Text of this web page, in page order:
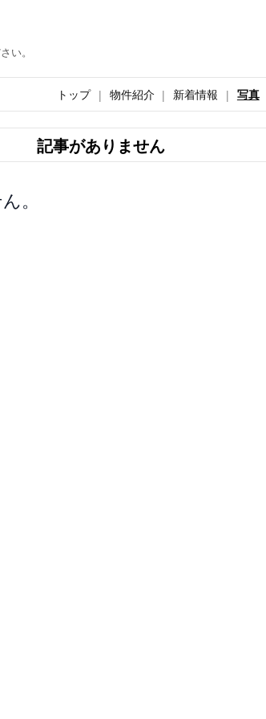
い。
トップ 物件紹介 新着情報 写真
記事がありません
。